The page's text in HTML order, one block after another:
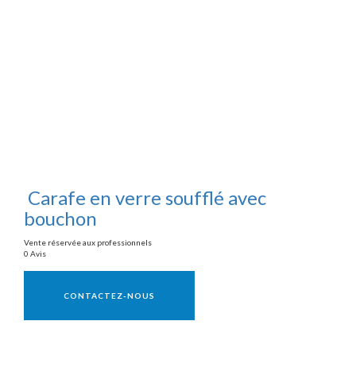
Carafe en verre soufflé avec
bouchon
Vente réservée aux professionnels
0 Avis
CONTACTEZ-NOUS